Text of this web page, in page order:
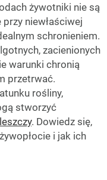
żywotniki nie są
niewłaściwej
schronieniem.
zacienionych
warunki chronią
przetrwać.
rośliny,
stworzyć
. Dowiedz się,
i jak ich